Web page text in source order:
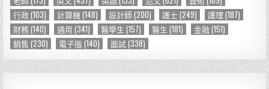
行政(103) 計算機 (148) 設計師(200) 護士(249) 護理 (187)
財務(140) 通用 (341) 醫學生 (157) 醫生 (181) 金融 (151)
銷售 (230) 電子版 (140) 面試(338)